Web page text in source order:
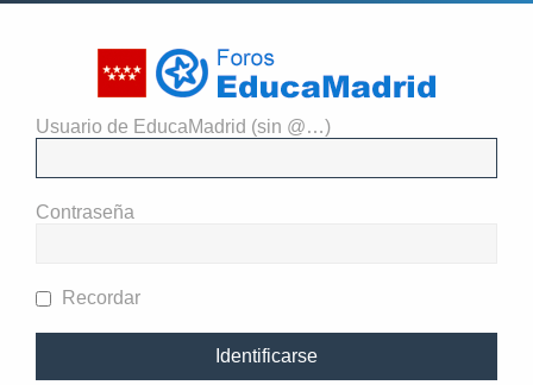
Usuario de EducaMadrid (sin @…)
Contraseña
Recordar